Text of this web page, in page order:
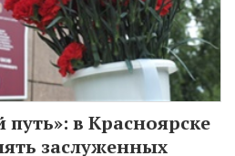
в Красноярске
заслуженных